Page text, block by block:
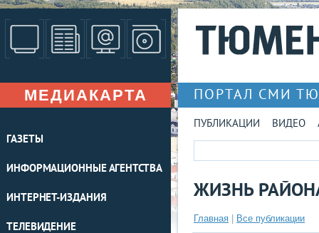
МЕДИАКАРТА
ГАЗЕТЫ
ИНФОРМАЦИОННЫЕ АГЕНТСТВА
ИНТЕРНЕТ-ИЗДАНИЯ
ТЕЛЕВИДЕНИЕ
ПОРТАЛ СМИ
ПУБЛИКАЦИИ ВИДЕО
ЖИЗНЬ
Главная Все публикации